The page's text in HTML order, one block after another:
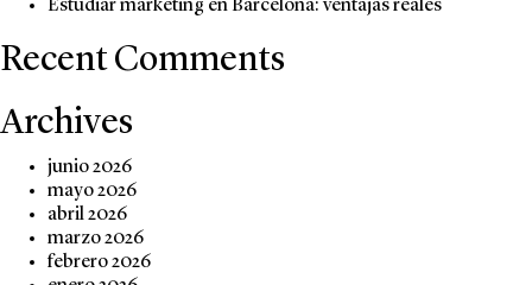
Estudiar marketing en Barcelona: ventajas reales
Recent Comments
Archives
junio 2026
mayo 2026
abril 2026
marzo 2026
febrero 2026